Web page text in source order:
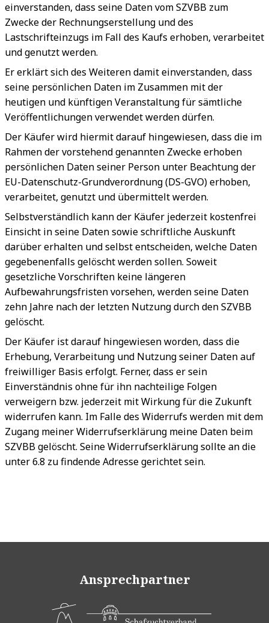
einverstanden, dass seine Daten vom SZVBB zum
Zwecke der Rechnungserstellung und des
Lastschrifteinzugs im Fall des Kaufs erhoben, verarbeitet
und genutzt werden.
Er erklärt sich des Weiteren damit einverstanden, dass
seine persönlichen Daten im Zusammen mit der
heutigen und künftigen Veranstaltung für sämtliche
Veröffentlichungen verwendet werden dürfen.
Der Käufer wird hiermit darauf hingewiesen, dass die im
Rahmen der vorstehend genannten Zwecke erhoben
persönlichen Daten seiner Person unter Beachtung der
EU-Datenschutz-Grundverordnung (DS-GVO) erhoben,
verarbeitet, genutzt und übermittelt werden.
Selbstverständlich kann der Käufer jederzeit kostenfrei
Einsicht in seine Daten sowie schriftliche Auskunft
darüber erhalten und selbst entscheiden, welche Daten
gegebenenfalls gelöscht werden sollen. Soweit
gesetzliche Vorschriften keine längeren
Aufbewahrungsfristen vorsehen, werden seine Daten
zehn Jahre nach der letzten Nutzung durch den SZVBB
gelöscht.
Der Käufer ist darauf hingewiesen worden, dass die
Erhebung, Verarbeitung und Nutzung seiner Daten auf
freiwilliger Basis erfolgt. Ferner, dass er sein
Einverständnis ohne für ihn nachteilige Folgen
verweigern bzw. jederzeit mit Wirkung für die Zukunft
widerrufen kann. Im Falle des Widerrufs werden mit dem
Zugang meiner Widerrufserklärung meine Daten beim
SZVBB gelöscht. Seine Widerrufserklärung sollte an die
unter 6.8 zu findende Adresse gerichtet sein.
Ansprechpartner